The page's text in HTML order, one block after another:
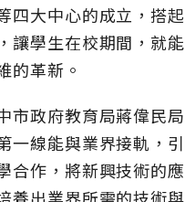
四大中心的成立，搭起
讓學生在校期間，就能
的革新。
市政府教育局蔣偉民局
一線能與業界接軌，引
合作，將新興技術的應